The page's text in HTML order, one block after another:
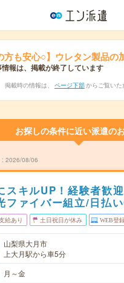
方も安心○】ウレタン製品の
報は、掲載が終了しています
掲載時の情報は、 ページ下部 からご覧いた
お探しの条件に近い派遣の
2026/08/06
スキルUP！経験者歓
ファイバー組立/日払
給あり 土日祝日が休み WEB登
山梨県大月市
上大月駅から車5分
月～金